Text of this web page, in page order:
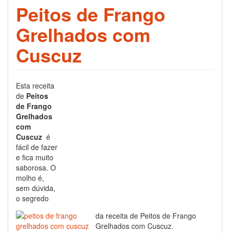
Peitos de Frango
Grelhados com
Cuscuz
Esta receita
de Peitos
de Frango
Grelhados
com
Cuscuz é
fácil de fazer
e fica muito
saborosa. O
molho é,
sem dúvida,
o segredo
da receita de Peitos de Frango
Grelhados com Cuscuz.